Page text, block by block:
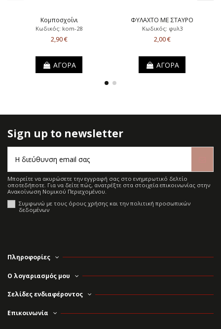
Κομποσχοίνι
Κωδικός: kom-28
2,90 €
ΑΓΟΡΑ
ΦΥΛΑΧΤΟ ΜΕ ΣΤΑΥΡΟ
Κωδικός: φυλ3
2,00 €
ΑΓΟΡΑ
Sign up to newsletter
Μπορείτε να ακυρώσετε την εγγραφή σας στο ενημερωτικό δελτίο
οποτεδήποτε. Για να δείτε πώς, ανατρέξτε στα στοιχεία επικοινωνίας στην
Ανακοίνωση Νομικού Περιεχομένου.
Συμφωνώ με τους όρους χρήσης και την πολιτική προσωπικών
δεδομένων
Πληροφορίες
Ο λογαριασμός μου
Σελίδες ενδιαφέροντος
Επικοινωνία